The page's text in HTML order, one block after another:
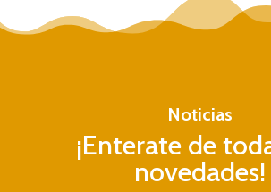
Noticias
¡Enterate de
novedades!